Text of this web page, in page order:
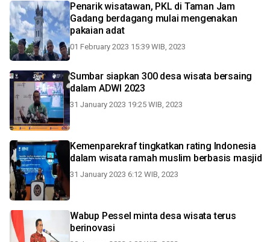
Penarik wisatawan, PKL di Taman Jam
Gadang berdagang mulai mengenakan
pakaian adat
01 February 2023 15:39 WIB, 2023
Sumbar siapkan 300 desa wisata bersaing
dalam ADWI 2023
31 January 2023 19:25 WIB, 2023
Kemenparekraf tingkatkan rating Indonesia
dalam wisata ramah muslim berbasis masjid
31 January 2023 6:12 WIB, 2023
Wabup Pessel minta desa wisata terus
berinovasi